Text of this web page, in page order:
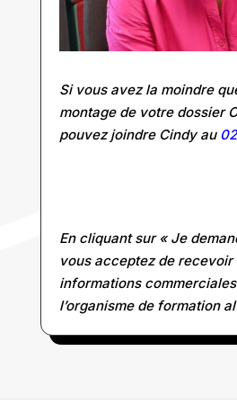
Si vous avez la moindre
montage de votre dossier
pouvez joindre Cindy au
En cliquant sur « Je
vous acceptez de recevoir
informations
l’organisme de formation